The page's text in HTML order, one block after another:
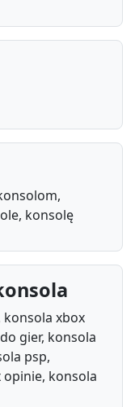
konsolę
xbox
gier, konsola
psp,
konsola